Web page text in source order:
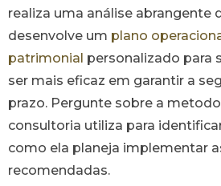
realiza uma análise abrangente
desenvolve um plano
patrimonial personalizado para
ser mais eficaz em garantir a
prazo. Pergunte sobre a
consultoria utiliza para
como ela planeja implementar
recomendadas.